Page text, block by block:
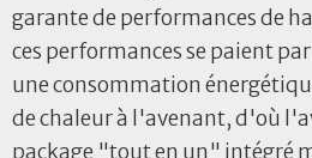
garante de performances de
ces performances se paient
une consommation
de chaleur à l'avenant, d'où
package "tout en un" intégré